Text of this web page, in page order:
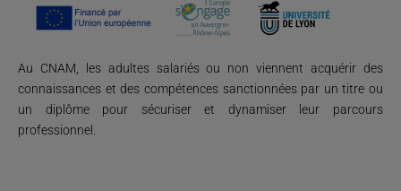
Au CNAM, les adultes salariés ou non viennent acquérir des
connaissances et des compétences sanctionnées par un titre ou
un diplôme pour sécuriser et dynamiser leur parcours
professionnel.